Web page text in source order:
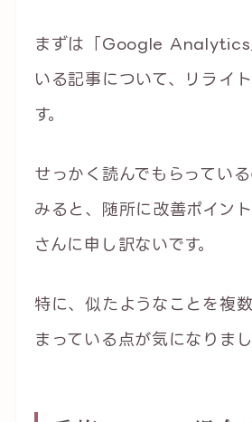
まずは「Google Analytics
いる記事について、リライ
す。
せっかく読んでもらってい
みると、随所に改善ポイン
さんに申し訳ないです。
特に、似たようなことを複
まっている点が気になりまし